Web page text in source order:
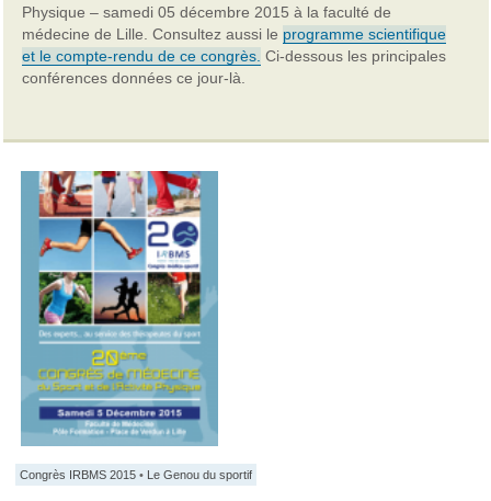
Physique – samedi 05 décembre 2015 à la faculté de
médecine de Lille. Consultez aussi le programme scientifique
et le compte-rendu de ce congrès. Ci-dessous les principales
conférences données ce jour-là.
Congrès IRBMS 2015 • Le Genou du sportif